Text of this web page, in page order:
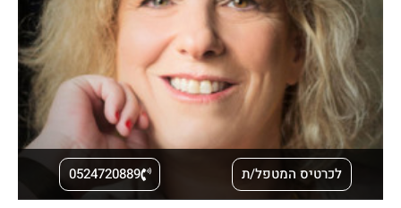
לכרטיס המטפל/ת 0524720889